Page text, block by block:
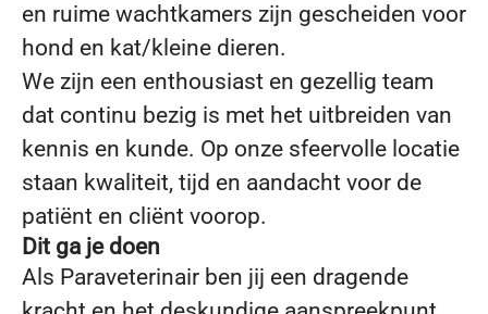
en ruime wachtkamers zijn gescheiden voor
hond en kat/kleine dieren.
We zijn een enthousiast en gezellig team
dat continu bezig is met het uitbreiden van
kennis en kunde. Op onze sfeervolle locatie
staan kwaliteit, tijd en aandacht voor de
patiënt en cliënt voorop.
Dit ga je doen
Als Paraveterinair ben jij een dragende